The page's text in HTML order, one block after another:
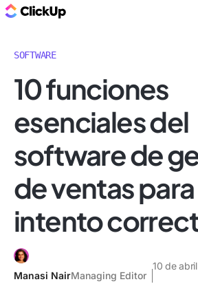
SOFTWARE
10 funciones
esenciales del
software de
de ventas
intento
Manasi NairManaging Editor
10 de